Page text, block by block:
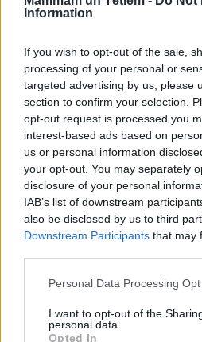
Information
If you wish to opt-out of the sale,
processing of your personal or
targeted advertising by us, please
section to confirm your selection.
opt-out request is processed you
interest-based ads based on
us or personal information
your opt-out. You may separately
disclosure of your personal
IAB’s list of downstream
also be disclosed by us to third
Downstream Participants that may
Personal Data Processing
I want to opt-out of the
personal data.
Opted In
Patiess 13 gadu vecās Elīzas
nelaidīšu!"